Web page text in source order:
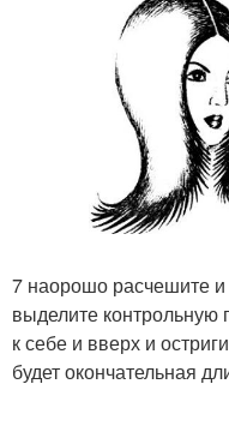
7 наорошо расчешите
выделите контрольную
к себе и вверх и
будет окончательная